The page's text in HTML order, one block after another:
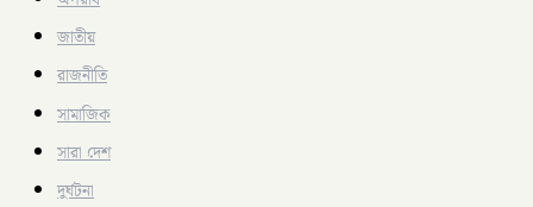
জাতীয়
রাজনীতি
সামাজিক
সারা দেশ
দুর্ঘটনা